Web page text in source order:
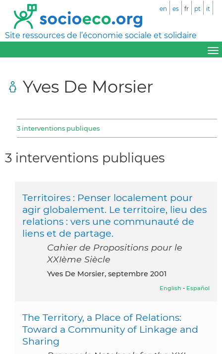
Site ressources de l’économie sociale et solidaire
en es fr pt it
Yves De Morsier
3 interventions publiques
3 interventions publiques
Territoires : Penser localement pour
agir globalement. Le territoire, lieu des
relations : vers une communauté de
liens et de partage.
Cahier de Propositions pour le
XXIème Siècle
Yves De Morsier, septembre 2001
English - Español
The Territory, a Place of Relations:
Toward a Community of Linkage and
Sharing